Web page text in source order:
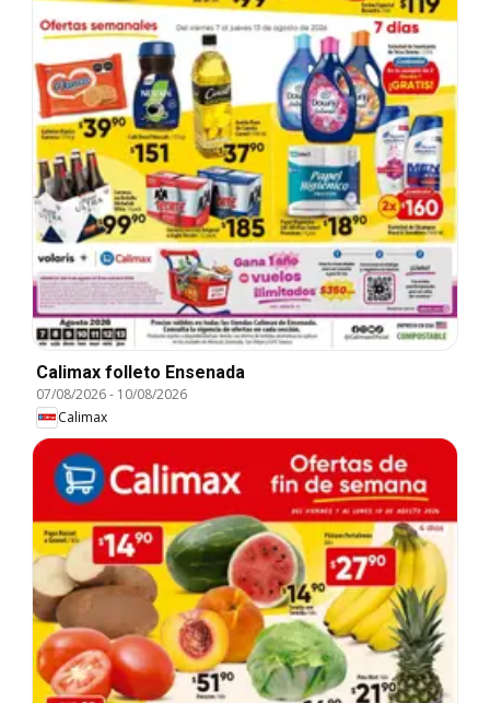
Calimax folleto Ensenada
07/08/2026- 10/08/2026
Calimax